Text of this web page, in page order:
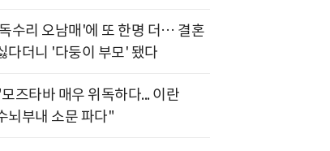
수리 오남매'에 또 한명 더… 결혼
다더니 '다둥이 부모' 됐다
즈타바 매우 위독하다... 이란
뇌부내 소문 파다"